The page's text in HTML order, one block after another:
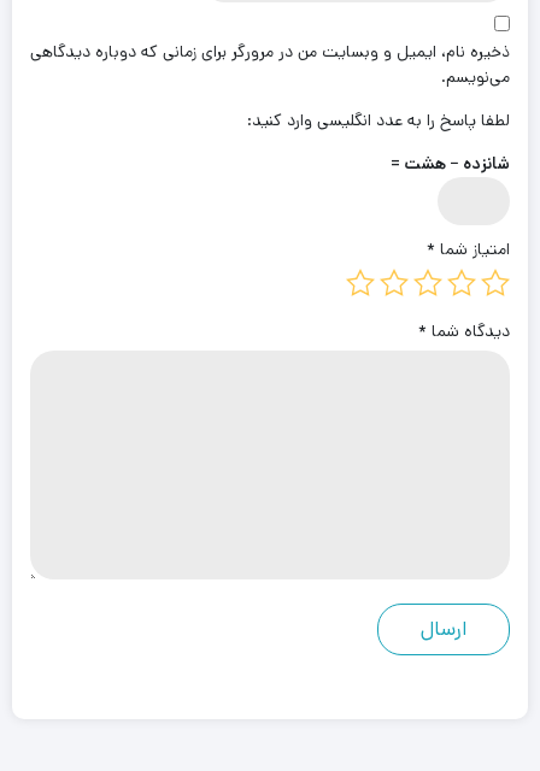
ذخیره نام، ایمیل و وبسایت من در مرورگر برای زمانی که دوباره دیدگاهی
می‌نویسم.
لطفا پاسخ را به عدد انگلیسی وارد کنید:
شانزده − هشت =
امتیاز شما *
دیدگاه شما *